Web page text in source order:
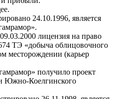
24.10.1996, является
лицензия на право
ТЭ «добыча облицовочного
месторождении (карьер
получило проект
Южно-Коелгинского